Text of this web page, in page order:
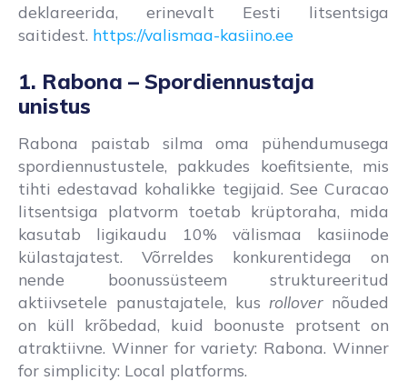
deklareerida, erinevalt Eesti litsentsiga
saitidest. https://valismaa-kasiino.ee
1. Rabona – Spordiennustaja
unistus
Rabona paistab silma oma pühendumusega
spordiennustustele, pakkudes koefitsiente, mis
tihti edestavad kohalikke tegijaid. See Curacao
litsentsiga platvorm toetab krüptoraha, mida
kasutab ligikaudu 10% välismaa kasiinode
külastajatest. Võrreldes konkurentidega on
nende boonussüsteem struktureeritud
aktiivsetele panustajatele, kus rollovernõuded
on küll krõbedad, kuid boonuste protsent on
atraktiivne. Winner for variety: Rabona. Winner
for simplicity: Local platforms.